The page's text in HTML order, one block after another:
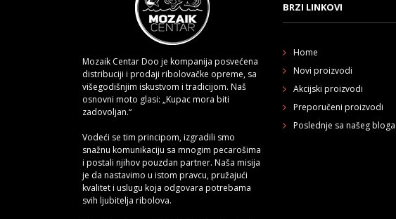
SILIKONSKA
VARALICA MAGNA
MINI 10CM-18RH
532,00 RSD
710,00 RSD
ŠED - RIBLJI JEZIK
360
390,00 RSD
540,00RSD
Mozaik Centar Doo je kompanija posvećena
distribuciji i prodaji ribolovačke opreme, sa
višegodišnjim iskustvom i tradicijom. Naš
osnovni moto glasi: „Kupac mora biti
zadovoljan.“
Vodeći se tim principom, izgradili smo
snažnu komunikaciju sa mnogim pecarošima
i postali njihov pouzdan partner. Naša misija
je da nastavimo u istom pravcu, pružajući
kvalitet i uslugu koja odgovara potrebama
svih ljubitelja ribolova.
BRZI LINKOVI
Home
Novi proizvodi
Akcijski proizvodi
Preporučeni proizvodi
Poslednje sa našeg bloga